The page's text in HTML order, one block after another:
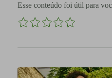
Esse conteúdo foi útil para